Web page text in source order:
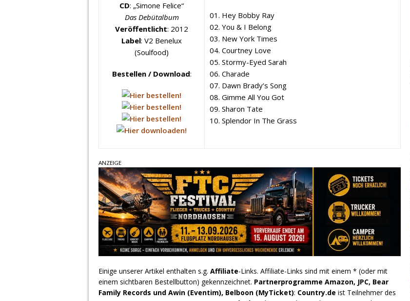
CD: „Simone Felice“
Das Debütalbum
Veröffentlicht: 2012
Label: V2 Benelux
(Soulfood)
Bestellen / Download:
01. Hey Bobby Ray
02. You & I Belong
03. New York Times
04. Courtney Love
05. Stormy-Eyed Sarah
06. Charade
07. Dawn Brady’s Song
08. Gimme All You Got
09. Sharon Tate
10. Splendor In The Grass
ANZEIGE
Einige unserer Artikel enthalten s.g. Affiliate-Links. Affiliate-Links sind mit einem * (oder mit
einem sichtbaren Bestellbutton) gekennzeichnet. Partnerprogramme Amazon, JPC, Bear
Family Records und Awin (Eventim), Belboon (MyTicket): Country.de ist Teilnehmer des